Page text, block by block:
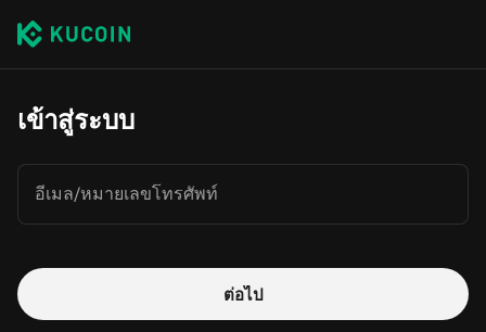
เข้าสู่ระบบ
อีเมล/หมายเลขโทรศัพท์
ต่อไป